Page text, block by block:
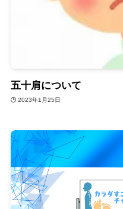
五十肩について
2023年1月25日